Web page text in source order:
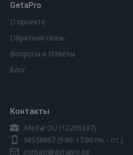
GetaPro
О проекте
Обратная связь
Вопросы и Ответы
Блог
Контакты
AllePal OÜ (12209337)
58536867 (9:00-17:00 пн. - пт.)
contact@getapro.ee